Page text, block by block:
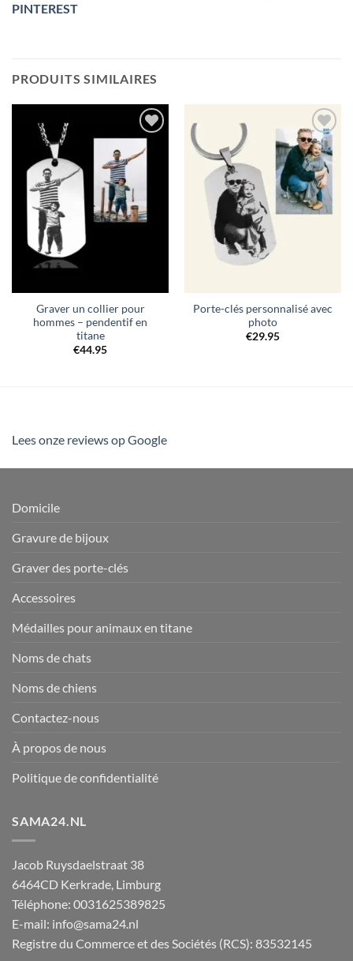
PINTEREST
PRODUITS SIMILAIRES
à la liste
Graver un collier pour
hommes – pendentif en
titane
€44.95
Ajouter
à la liste
de
souhaits
Porte-clés personnalisé avec
photo
€29.95
Lees onze reviews op Google
Domicile
Gravure de bijoux
Graver des porte-clés
Accessoires
Médailles pour animaux en titane
Noms de chats
Noms de chiens
Contactez-nous
À propos de nous
Politique de confidentialité
SAMA24.NL
Jacob Ruysdaelstraat 38
6464CD Kerkrade Limburg
Téléphone: 0031625389825
E-mail: info@sama24.nl
Registre du Commerce et des Sociétés (RCS): 83532145